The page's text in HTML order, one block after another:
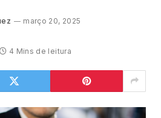
março 20, 2025
4 Mins de leitura